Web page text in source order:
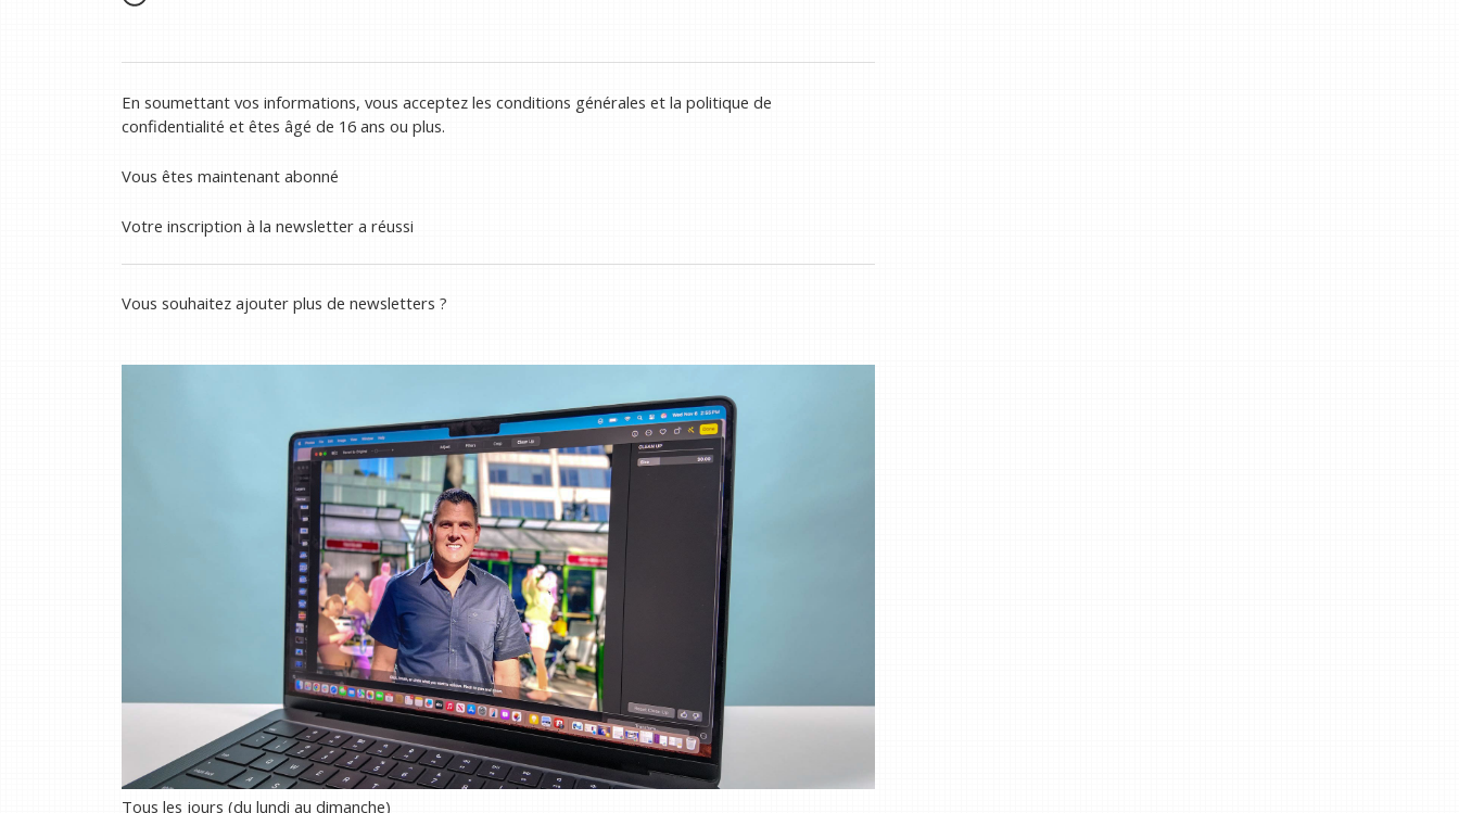
En soumettant vos informations, vous acceptez les conditions générales et la politique de
confidentialité et êtes âgé de 16 ans ou plus.
Vous êtes maintenant abonné
Votre inscription à la newsletter a réussi
Vous souhaitez ajouter plus de newsletters ?
Tous les jours (du lundi au dimanche)